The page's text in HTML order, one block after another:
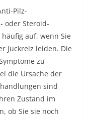
Pilz-
oder Steroid-
auf, wenn Sie
Juckreiz leiden. Die
zu
die Ursache der
sind
Zustand im
ob Sie sie noch